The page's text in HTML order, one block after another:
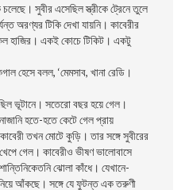
সুবীর এসেছিল স্ত্রীকে ট্রেনে তুলে
অরণ্যর টিকি দেখা যায়নি। কাবেরীর
হাজির। একই কোচে টিকিট। একটু
হেসে বলল, ‘মেমসাব, খানা রেডি।
ভূটানে। সতেরাে বছর হয়ে গেল।
হতে-হতে কেটে গেল প্রায়
তখন মােটে কুড়ি। তার সঙ্গে সুবীরের
গেল। কাবেরীও ভীষণ ভালােবাসে
ঝােলা কাঁধে। যেখানে-
আঁকছে। সঙ্গে যে ফুটন্ত এক তরুণী